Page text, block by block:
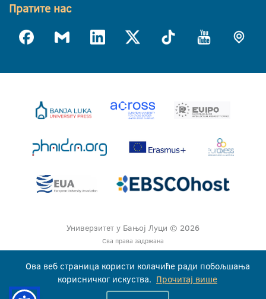
Пратите нас
Универзитет у Бањој Луци © 2026
Сва права задржана
Ова веб страница користи колачиће ради побољшања
корисничког искуства. Прочитај више